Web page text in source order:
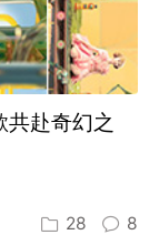
共赴奇幻之
28 8